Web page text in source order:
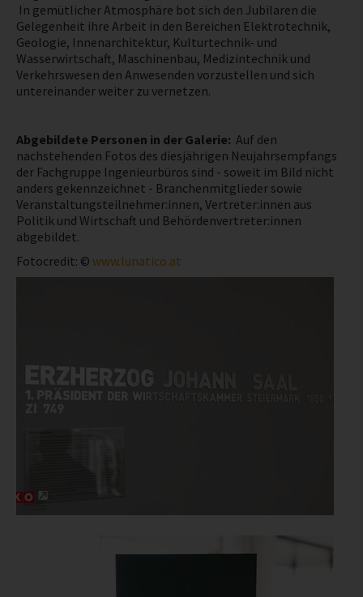
NEWS
In gemütlicher Atmosphäre bot sich den Jubilaren die
Gelegenheit ihre Arbeit in den Bereichen Elektrotechnik,
Geologie, Innenarchitektur, Kulturtechnik- und
Wasserwirtschaft, Maschinenbau, Medizintechnik und
Verkehrswesen den Anwesenden vorzustellen und sich
untereinander weiter zu vernetzen.
Abgebildete Personen in der Galerie: Auf den
nachstehenden Fotos des diesjährigen Neujahrsempfangs
der Fachgruppe Ingenieurbüros sind - soweit im Bild nicht
anders gekennzeichnet - Branchenmitglieder sowie
Veranstaltungsteilnehmer:innen, Vertreter:innen aus
Politik und Wirtschaft und Behördenvertreter:innen
abgebildet.
Fotocredit: © www.lunatico.at